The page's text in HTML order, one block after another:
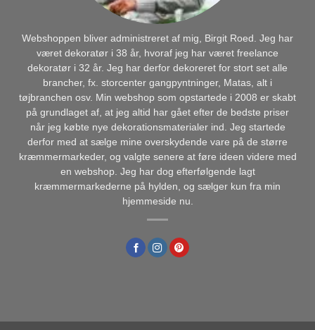
Webshoppen bliver administreret af mig, Birgit Roed. Jeg har
været dekoratør i 38 år, hvoraf jeg har været freelance
dekoratør i 32 år. Jeg har derfor dekoreret for stort set alle
brancher, fx. storcenter gangpyntninger, Matas, alt i
tøjbranchen osv. Min webshop som opstartede i 2008 er skabt
på grundlaget af, at jeg altid har gået efter de bedste priser
når jeg købte nye dekorationsmaterialer ind. Jeg startede
derfor med at sælge mine overskydende vare på de større
kræmmermarkeder, og valgte senere at føre ideen videre med
en webshop. Jeg har dog efterfølgende lagt
kræmmermarkederne på hylden, og sælger kun fra min
hjemmeside nu.